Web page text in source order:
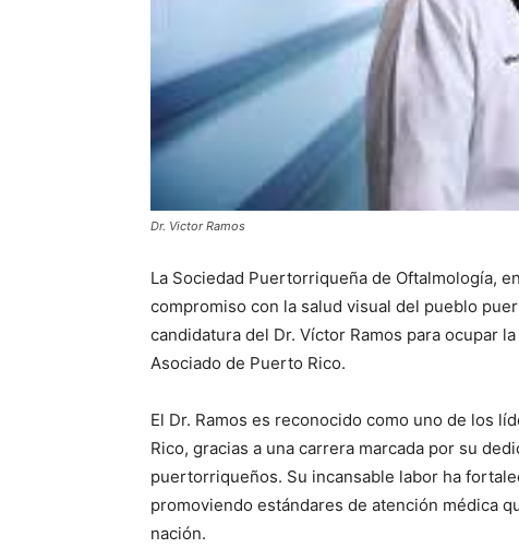
Dr. Victor Ramos
La Sociedad Puertorriqueña de Oftalmología,
compromiso con la salud visual del pueblo
candidatura del Dr. Víctor Ramos para ocupar
Asociado de Puerto Rico.
El Dr. Ramos es reconocido como uno de los
Rico, gracias a una carrera marcada por su
puertorriqueños. Su incansable labor ha
promoviendo estándares de atención médica
nación.